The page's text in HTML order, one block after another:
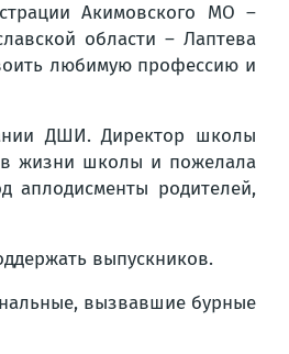
Акимовского МО –
области – Лаптева
любимую профессию и
ДШИ. Директор школы
в жизни школы и пожелала
аплодисменты родителей,
выпускников.
вызвавшие бурные